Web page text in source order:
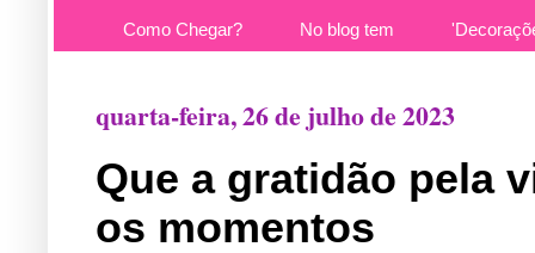
Como Chegar? No blog tem
quarta-feira, 26 de julho de 2023
Que a gratidão pela
os momentos